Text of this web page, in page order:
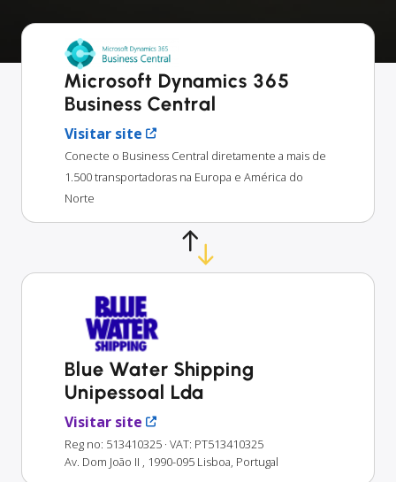
Microsoft Dynamics 365
Business Central
Visitar site
Conecte o Business Central diretamente a mais de
1.500 transportadoras na Europa e América do
Norte
Blue Water Shipping
Unipessoal Lda
Visitar site
Reg no: 513410325 · VAT: PT513410325
Av. Dom João II , 1990-095 Lisboa, Portugal